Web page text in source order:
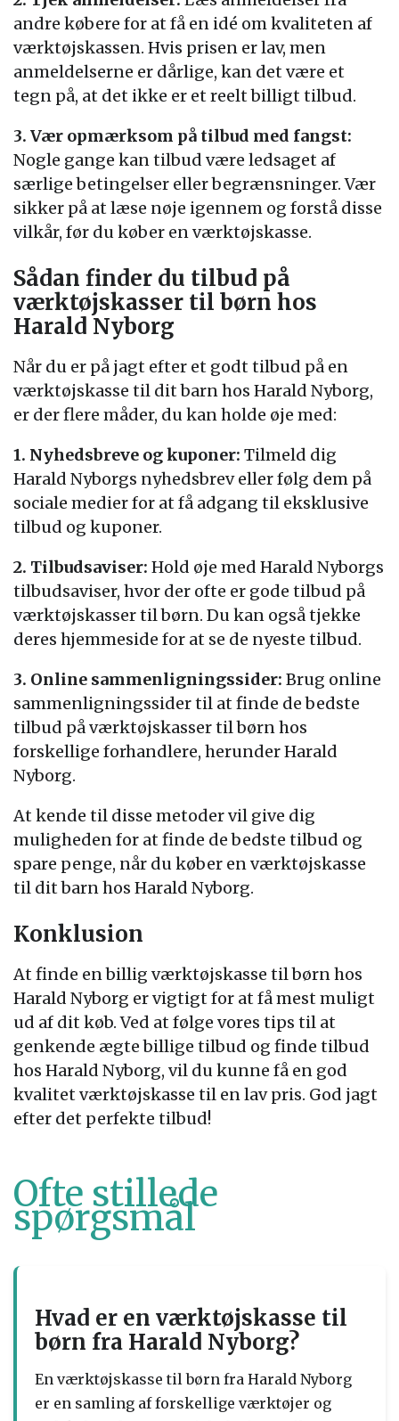
andre købere for at få en idé om kvaliteten af
værktøjskassen. Hvis prisen er lav, men
anmeldelserne er dårlige, kan det være et
tegn på, at det ikke er et reelt billigt tilbud.
3. Vær opmærksom på tilbud med fangst:
Nogle gange kan tilbud være ledsaget af
særlige betingelser eller begrænsninger. Vær
sikker på at læse nøje igennem og forstå disse
vilkår, før du køber en værktøjskasse.
Sådan finder du tilbud på
værktøjskasser til børn hos
Harald Nyborg
Når du er på jagt efter et godt tilbud på en
værktøjskasse til dit barn hos Harald Nyborg,
er der flere måder, du kan holde øje med:
1. Nyhedsbreve og kuponer: Tilmeld dig
Harald Nyborgs nyhedsbrev eller følg dem på
sociale medier for at få adgang til eksklusive
tilbud og kuponer.
2. Tilbudsaviser: Hold øje med Harald Nyborgs
tilbudsaviser, hvor der ofte er gode tilbud på
værktøjskasser til børn. Du kan også tjekke
deres hjemmeside for at se de nyeste tilbud.
3. Online sammenligningssider: Brug online
sammenligningssider til at finde de bedste
tilbud på værktøjskasser til børn hos
forskellige forhandlere, herunder Harald
Nyborg.
At kende til disse metoder vil give dig
muligheden for at finde de bedste tilbud og
spare penge, når du køber en værktøjskasse
til dit barn hos Harald Nyborg.
Konklusion
At finde en billig værktøjskasse til børn hos
Harald Nyborg er vigtigt for at få mest muligt
ud af dit køb. Ved at følge vores tips til at
genkende ægte billige tilbud og finde tilbud
hos Harald Nyborg, vil du kunne få en god
kvalitet værktøjskasse til en lav pris. God jagt
efter det perfekte tilbud!
Ofte stillede
spørgsmål
Hvad er en værktøjskasse til
børn fra Harald Nyborg?
En værktøjskasse til børn fra Harald Nyborg
er en samling af forskellige værktøjer og